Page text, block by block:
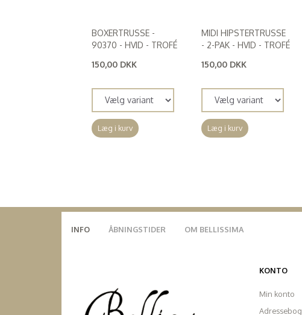
BOXERTRUSSE -
90370 - HVID - TROFÉ
150,00 DKK
Læg i kurv
MIDI HIPSTERTRUSSE
- 2-PAK - HVID - TROFÉ
150,00 DKK
Læg i kurv
INFO ÅBNINGSTIDER OM BELLISSIMA
KONTO
Min konto
Adressebog